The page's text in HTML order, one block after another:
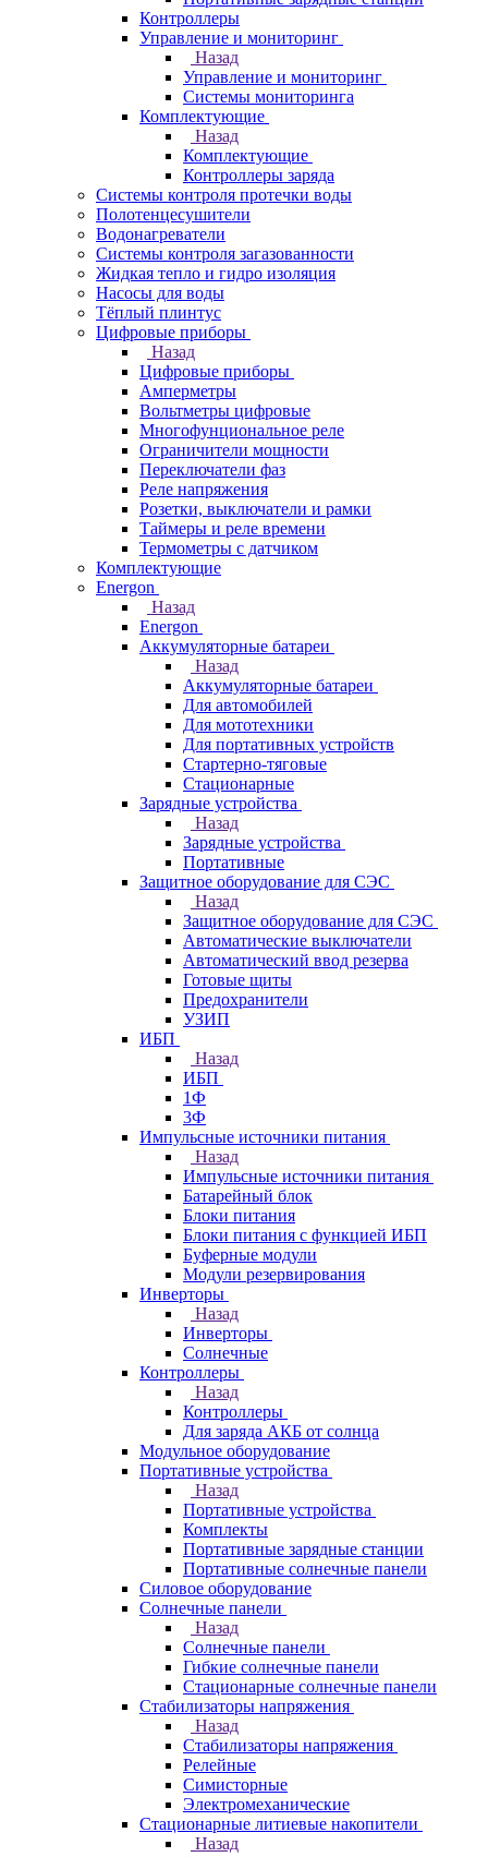
Контроллеры
Управление и мониторинг
Назад
Управление и мониторинг
Системы мониторинга
Комплектующие
Назад
Комплектующие
Контроллеры заряда
Системы контроля протечки воды
Полотенцесушители
Водонагреватели
Системы контроля загазованности
Жидкая тепло и гидро изоляция
Насосы для воды
Тёплый плинтус
Цифровые приборы
Назад
Цифровые приборы
Амперметры
Вольтметры цифровые
Многофунциональное реле
Ограничители мощности
Переключатели фаз
Реле напряжения
Розетки, выключатели и рамки
Таймеры и реле времени
Термометры c датчиком
Комплектующие
Energon
Назад
Energon
Аккумуляторные батареи
Назад
Аккумуляторные батареи
Для автомобилей
Для мототехники
Для портативных устройств
Стартерно-тяговые
Стационарные
Зарядные устройства
Назад
Зарядные устройства
Портативные
Защитное оборудование для СЭС
Назад
Защитное оборудование для СЭС
Автоматические выключатели
Автоматический ввод резерва
Готовые щиты
Предохранители
УЗИП
ИБП
Назад
ИБП
1Ф
3Ф
Импульсные источники питания
Назад
Импульсные источники питания
Батарейный блок
Блоки питания
Блоки питания с функцией ИБП
Буферные модули
Модули резервирования
Инверторы
Назад
Инверторы
Солнечные
Контроллеры
Назад
Контроллеры
Для заряда АКБ от солнца
Модульное оборудование
Портативные устройства
Назад
Портативные устройства
Комплекты
Портативные зарядные станции
Портативные солнечные панели
Силовое оборудование
Солнечные панели
Назад
Солнечные панели
Гибкие солнечные панели
Стационарные солнечные панели
Стабилизаторы напряжения
Назад
Стабилизаторы напряжения
Релейные
Симисторные
Электромеханические
Стационарные литиевые накопители
Назад